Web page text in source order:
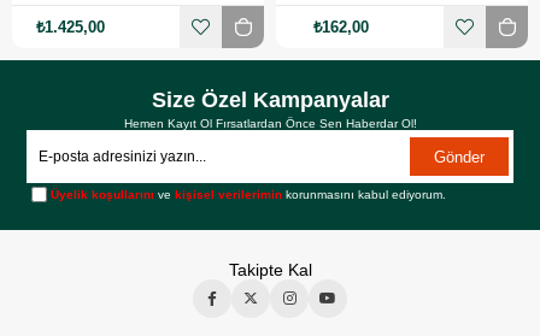
₺1.425,00 ₺162,00
Size Özel Kampanyalar
Hemen Kayıt Ol Fırsatlardan Önce Sen Haberdar Ol!
Gönder
Üyelik koşullarını vekişisel verilerimin korunmasını kabul ediyorum.
Takipte Kal